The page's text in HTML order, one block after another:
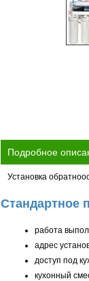
Подробное
Установка
Стандартное
работа
адрес
доступ под
кухонный